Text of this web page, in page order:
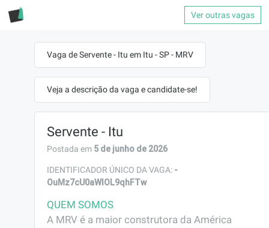
Ver outras vagas
Vaga de Servente - Itu em Itu - SP - MRV
Veja a descrição da vaga e candidate-se!
Servente - Itu
Postada em 5 de junho de 2026
IDENTIFICADOR ÚNICO DA VAGA: -
OuMz7cU0aWlOL9qhFTw
QUEM SOMOS
A MRV é a maior construtora da América